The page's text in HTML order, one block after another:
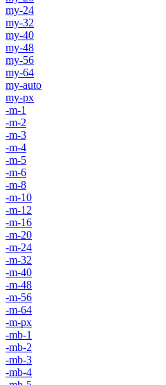
my-24
my-32
my-40
my-48
my-56
my-64
my-auto
my-px
-m-1
-m-2
-m-3
-m-4
-m-5
-m-6
-m-8
-m-10
-m-12
-m-16
-m-20
-m-24
-m-32
-m-40
-m-48
-m-56
-m-64
-m-px
-mb-1
-mb-2
-mb-3
-mb-4